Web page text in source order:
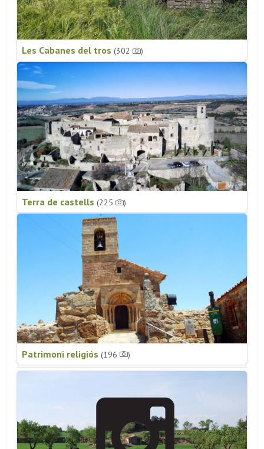
Les Cabanes del tros (302 )
Terra de castells (225 )
Patrimoni religiós (196 )